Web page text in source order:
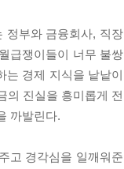
정부와 금융회사, 직장
급쟁이들이 너무 불쌍
는 경제 지식을 낱낱이
의 진실을 흥미롭게 전
까발린다.
고 경각심을 일깨워준